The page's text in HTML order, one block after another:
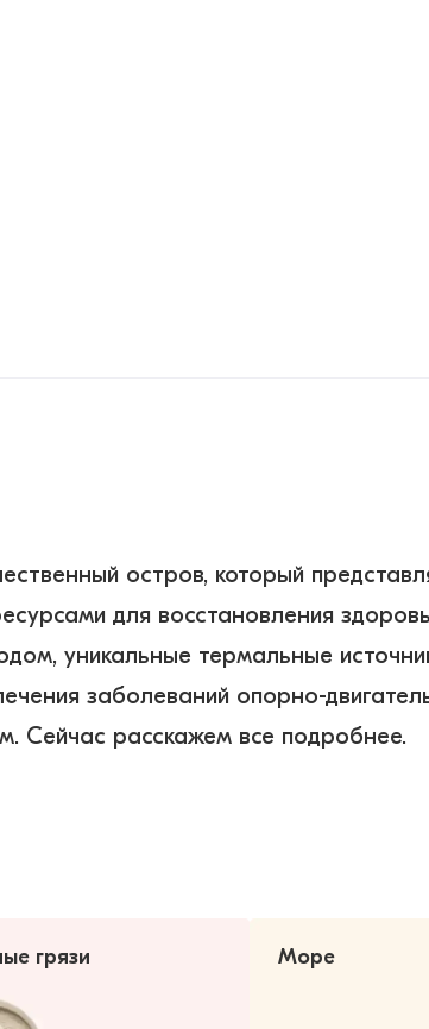
остров, который
для восстановления
уникальные термальные
заболеваний опорно-
грязи Море